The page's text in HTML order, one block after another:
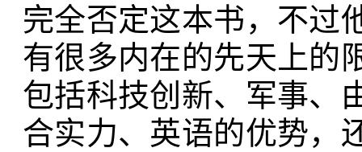
完全否定这本书，不过
有很多内在的先天上的
包括科技创新、军事、
合实力、英语的优势，